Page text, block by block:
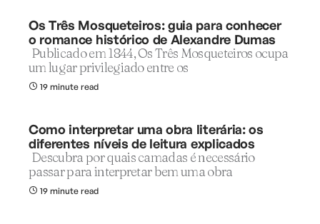
Os Três Mosqueteiros: guia para conhecer
o romance histórico de Alexandre Dumas
Publicado em 1844, Os Três Mosqueteiros ocupa
um lugar privilegiado entre os
19 minute read
Como interpretar uma obra literária: os
diferentes níveis de leitura explicados
Descubra por quais camadas é necessário
passar para interpretar bem uma obra
19 minute read